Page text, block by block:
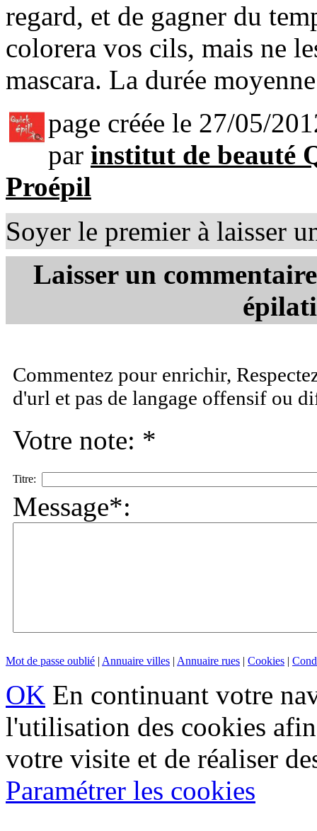
regard, et de gagner du
colorera vos cils, mais ne
mascara. La durée
page créée le 27/05/
par institut de beauté
Proépil
Soyer le premier à laisser
Laisser un
Commentez pour enrichir,
d'url et pas de langage offensif ou
Votre note: *
Titre:
Message*:
Mot de passe oublié | Annuaire villes | Annuaire rues | Cookies |
OK En continuant votre
l'utilisation des cookies
votre visite et de réaliser
Paramétrer les cookies